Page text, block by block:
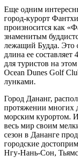
Еще одним
город-курорт
произносится как
знаменитым
лежащий Будда. Это
длина ее
для туристов на
Ocean Dunes Golf
лунками.
Город Дананг,
протяжении многих
морским курортом.
весь мир своим
сезон в Дананге
городские
Нгу-Нань-Сон,